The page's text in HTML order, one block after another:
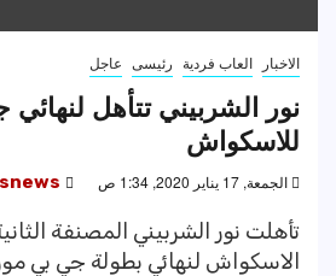
الاخبار العاب فردية رئيسى عاجل
نور الشربيني تتأهل
للاسكواش
الجمعة, 17 يناير 2020, 1:34 ص
تأهلت نور الشربيني المصنفة
الاسكواش لنهائي بطولة جي بي